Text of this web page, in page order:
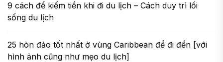
9 cách để kiếm tiền khi đi du lịch – Cách duy trì lối
sống du lịch
25 hòn đảo tốt nhất ở vùng Caribbean để đi đến [với
hình ảnh cũng như mẹo du lịch]